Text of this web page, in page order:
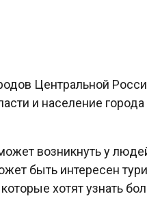
Центральной
и население
возникнуть у
быть интересен
хотят узнать